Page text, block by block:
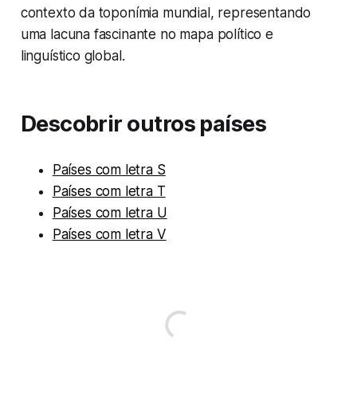
contexto da toponímia mundial, representando
uma lacuna fascinante no mapa político e
linguístico global.
Descobrir outros países
Países com letra S
Países com letra T
Países com letra U
Países com letra V